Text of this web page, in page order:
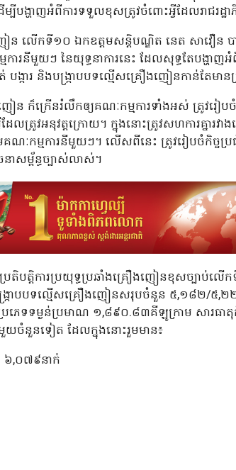
បីបង្ហាញអំពីការទទួលខុសត្រូវចំពោះអ្វីដែលរាជរដ្
ងញៀន លើកទី១០ ឯកឧត្តមសន្ដិបណ្ឌិត នេត សាវ
ារនីមួយៗ នៃយុទ្ធនាការនេះ ដែលសុទ្ធតែបង្ហា
បង្ការ និងបង្ក្រាបបទល្មើសគ្រឿងញៀនកាន់តែមាន
ញៀន ក៏ក្រើនរំលឹកឲ្យគណៈកម្មការទាំងអស់ ត្រូវរៀប
ែលត្រូវអនុវត្តក្រោយ។ ក្នុងនោះត្រូវសហការគ្នារវ
គណៈកម្មការនីមួយៗ។ លើសពីនេះ ត្រូវរៀបចំកិច្ចប្
ាសម្ព័ន្ធច្បាស់លាស់។
ត្តិការប្រយុទ្ធប្រឆាំងគ្រឿងញៀនខុសច្បាប់លើ
របង្ក្រាបបទល្មើសគ្រឿងញៀនសរុបចំនួន ៥,១៨២/
េទទម្ងន់ប្រមាណ ១,៨៩០.៨៣គីឡូក្រាម សារធា
យចំនួនទៀត ដែលក្នុងនោះរួមមាន៖
៦,០៧៩នាក់